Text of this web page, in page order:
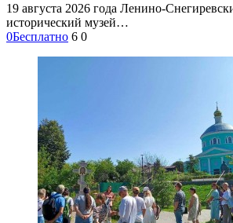
19 августа 2026 года Ленино-
исторический музей…
0Бесплатно 6 0